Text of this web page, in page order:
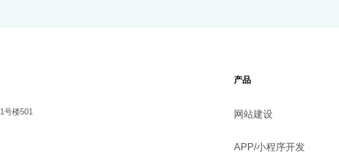
号楼501
产品
网站建设
APP/小程序开发